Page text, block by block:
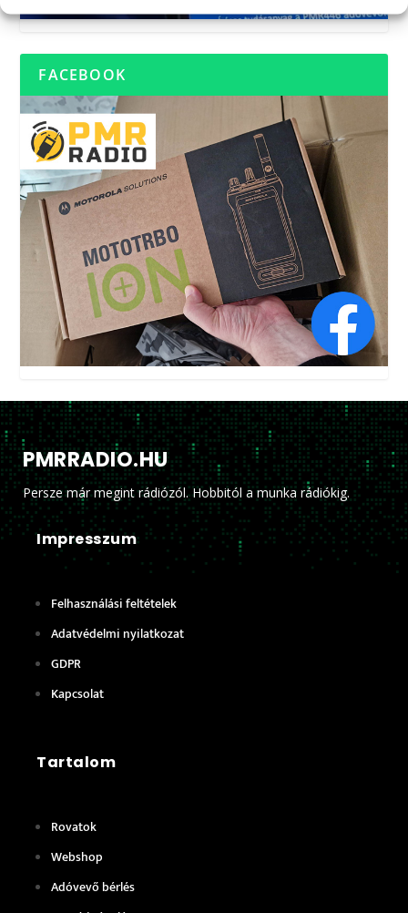
FACEBOOK
PMRRADIO.HU
Persze már megint rádiózól. Hobbitól a munka rádiókig.
Impresszum
Felhasználási feltételek
Adatvédelmi nyilatkozat
GDPR
Kapcsolat
Tartalom
Rovatok
Webshop
Adóvevő bérlés